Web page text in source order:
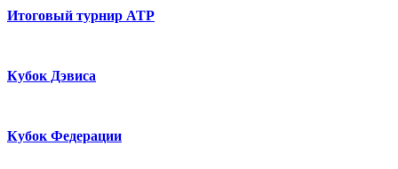
Итоговый турнир ATP
Кубок Дэвиса
Кубок Федерации